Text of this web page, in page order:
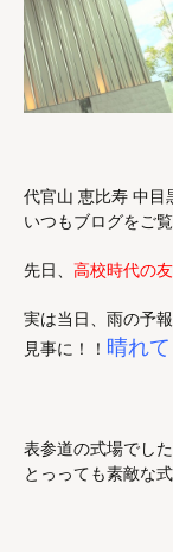
代官山 恵比寿 中
いつもブログをご
先日、 高校時代の
実は当日、雨の予
見事に！！ 晴れ
表参道の式場でし
とっっても素敵な